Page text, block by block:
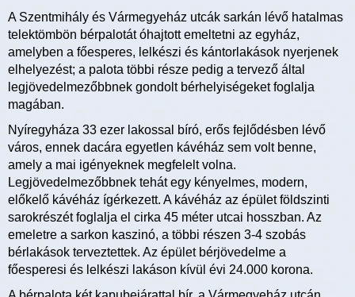
A Szentmihály és Vármegyeház utcák sarkán lévő hatalmas
telektömbön bérpalotát óhajtott emeltetni az egyház,
amelyben a főesperes, lelkészi és kántorlakások nyerjenek
elhelyezést; a palota többi része pedig a tervező által
legjövedelmezőbbnek gondolt bérhelyiségeket foglalja
magában.
Nyíregyháza 33 ezer lakossal bíró, erős fejlődésben lévő
város, ennek dacára egyetlen kávéház sem volt benne,
amely a mai igényeknek megfelelt volna.
Legjövedelmezőbbnek tehát egy kényelmes, modern,
előkelő kávéház ígérkezett. A kávéház az épület földszinti
sarokrészét foglalja el cirka 45 méter utcai hosszban. Az
emeletre a sarkon kaszinó, a többi részen 3-4 szobás
bérlakások terveztettek. Az épület bérjövedelme a
főesperesi és lelkészi lakáson kívül évi 24.000 korona.